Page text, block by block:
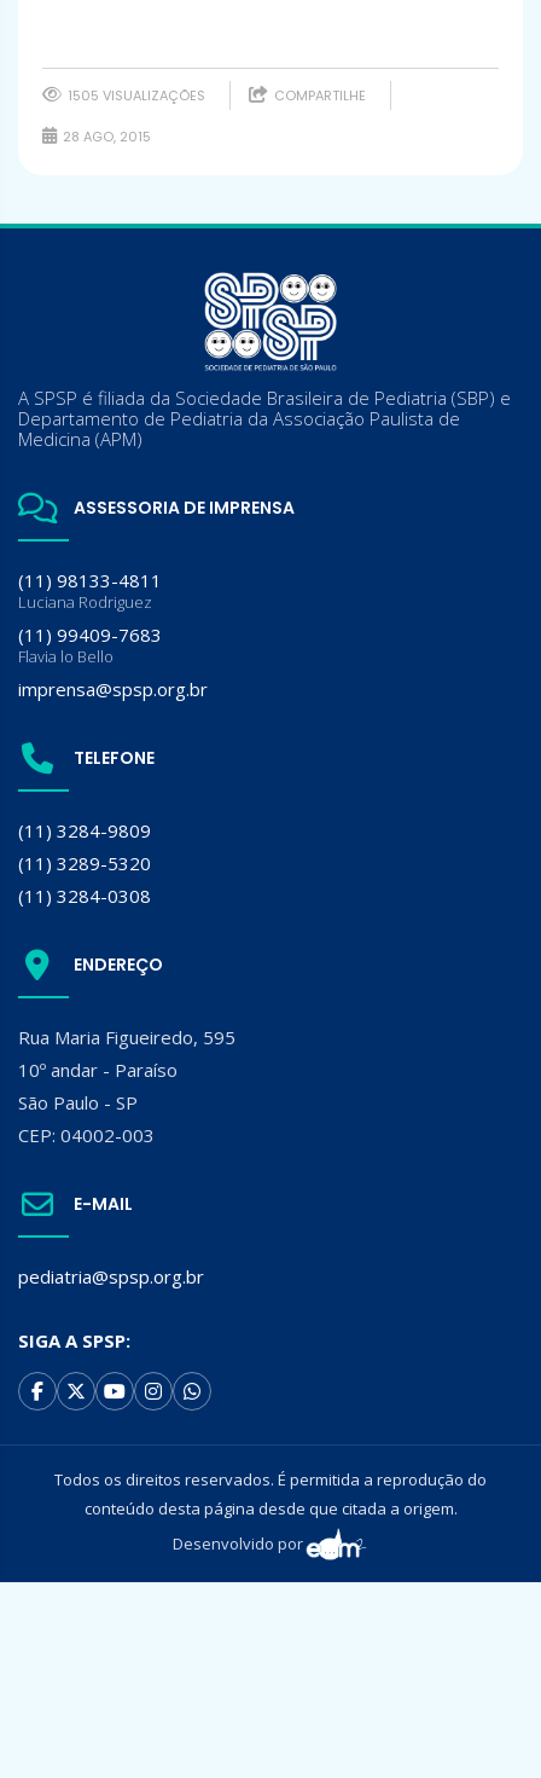
1505 VISUALIZAÇÕES COMPARTILHE
28 AGO, 2015
A SPSP é filiada da Sociedade Brasileira de Pediatria (SBP) e
Departamento de Pediatria da Associação Paulista de
Medicina (APM)
ASSESSORIA DE IMPRENSA
(11) 98133-4811
Luciana Rodriguez
(11) 99409-7683
Flavia lo Bello
imprensa@spsp.org.br
TELEFONE
(11) 3284-9809
(11) 3289-5320
(11) 3284-0308
ENDEREÇO
Rua Maria Figueiredo, 595
10º andar - Paraíso
São Paulo - SP
CEP: 04002-003
E-MAIL
pediatria@spsp.org.br
SIGA A SPSP:
Todos os direitos reservados. É permitida a reprodução do
conteúdo desta página desde que citada a origem.
Desenvolvido por